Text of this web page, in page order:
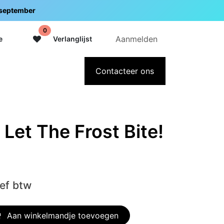
0
Verlanglijst Aanmelden
Over IntermediContacteer ons
The Frost Bite!
btw
Aan winkelmandje toevoegen